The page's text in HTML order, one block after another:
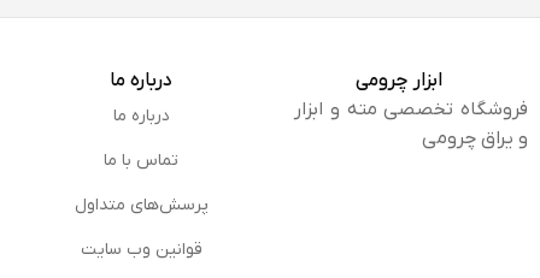
گرانیت
کاشی
ابزار چرومی
فروشگاه تخصصی مته و ابزار
و یراق چرومی
درباره ما
درباره ما
تماس با ما
پرسش‌های متداول
قوانین وب سایت